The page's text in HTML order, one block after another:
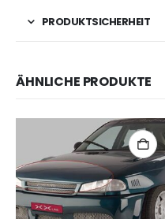
PRODUKTSICHERHEIT
ÄHNLICHE PRODUKTE